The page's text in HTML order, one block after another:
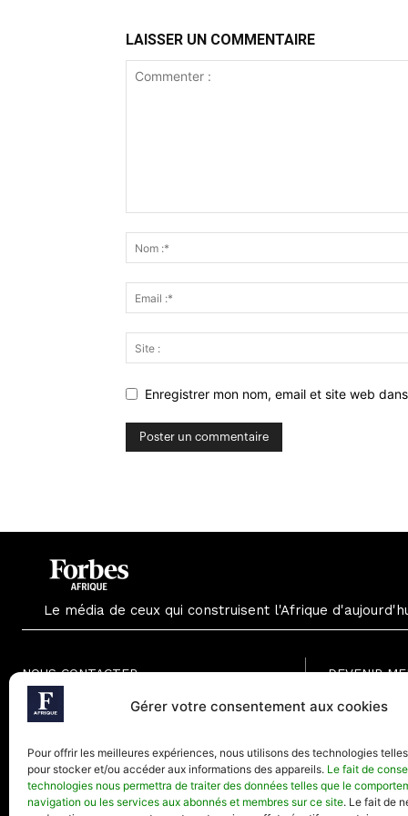
Gérer votre consentement aux cookies
Pour offrir les meilleures expériences, nous utilisons des technologies
pour stocker et/ou accéder aux informations des appareils. Le fait de
technologies nous permettra de traiter des données telles que le
navigation ou les services aux abonnés et membres sur ce site. Le fait de
LAISSER UN COMMENTAIRE
Enregistrer mon nom, email et site web
Le média de ceux qui construisent l'Afrique
NOUS CONTACTER
Paris - France
Mail : contact@forbesafrique.com
DEVENIR
Formule
Formule